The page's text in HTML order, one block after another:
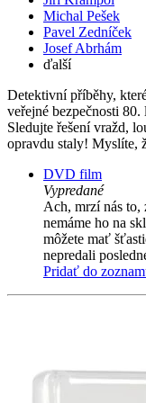
Michal Pešek
Pavel Zedníček
Josef Abrhám
ďalší
Detektivní příběhy,
veřejné bezpečnosti
Sledujte řešení vražd,
opravdu staly! Myslíte,
DVD film
Vypredané
Ach, mrzí nás to,
nemáme ho na
môžete mať
nepredali
Pridať do